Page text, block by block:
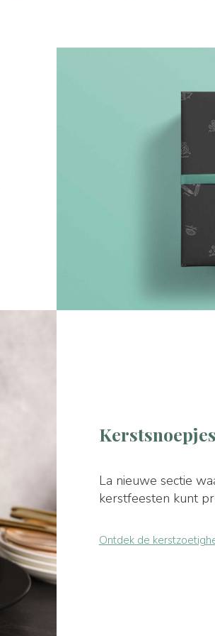
La nieuwe sectie
kerstfeesten kunt
Ontdek de